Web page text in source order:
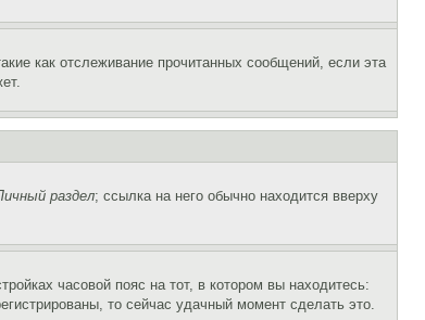
как отслеживание прочитанных сообщений, если эта
раздел; ссылка на него обычно находится вверху
часовой пояс на тот, в котором вы находитесь:
то сейчас удачный момент сделать это.